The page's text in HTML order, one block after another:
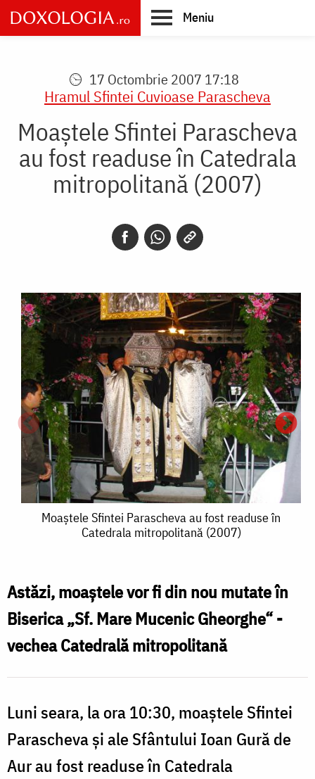
Skip
to
main
Meniu
17 Octombrie 2007 17:18
Hramul Sfintei Cuvioase Parascheva
Moaştele Sfintei Parascheva
au fost readuse în Catedrala
mitropolitană (2007)
Moaştele
au
fost
readuse
mitropolitană
(2007)
Moaştele Sfintei Parascheva au fost readuse în
Catedrala mitropolitană (2007)
Astăzi, moaştele vor fi din nou mutate în
Biserica „Sf. Mare Mucenic Gheorghe“ -
vechea Catedrală mitropolitană
Luni seara, la ora 10:30, moaştele Sfintei
Parascheva şi ale Sfântului Ioan Gură de
Aur au fost readuse în Catedrala